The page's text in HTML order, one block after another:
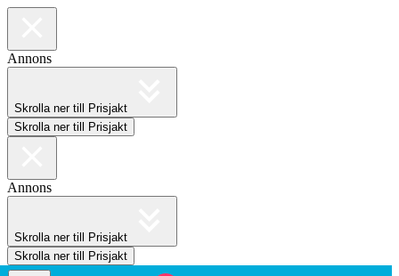
Annons
Skrolla ner till Prisjakt
Skrolla ner till Prisjakt
Annons
Skrolla ner till Prisjakt
Skrolla ner till Prisjakt